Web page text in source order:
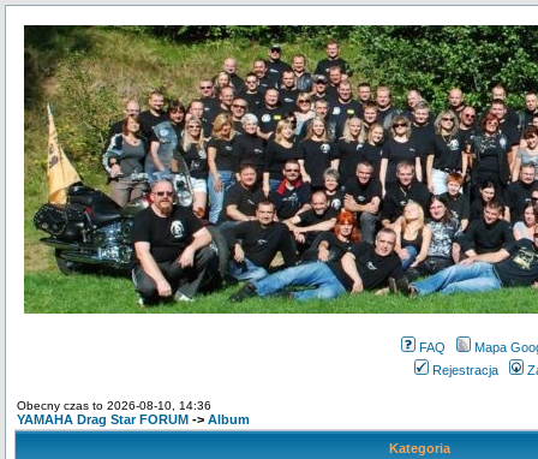
FAQ
Mapa
Rejestracja
Obecny czas to 2026-08-10, 14:36
YAMAHA Drag Star FORUM -> Album
Kategoria